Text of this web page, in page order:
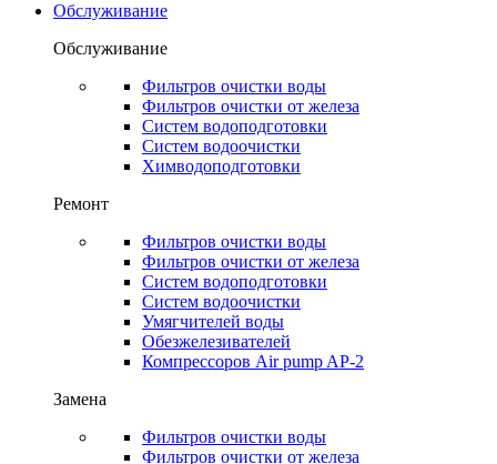
Обслуживание
Обслуживание
Фильтров очистки воды
Фильтров очистки от железа
Систем водоподготовки
Систем водоочистки
Химводоподготовки
Ремонт
Фильтров очистки воды
Фильтров очистки от железа
Систем водоподготовки
Систем водоочистки
Умягчителей воды
Обезжелезивателей
Компрессоров Air pump AP-2
Замена
Фильтров очистки воды
Фильтров очистки от железа